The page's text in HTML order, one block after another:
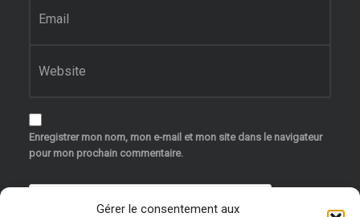
Gérer le consentement aux
Enregistrer mon nom, mon e-mail et mon site dans le navigateur
pour mon prochain commentaire.